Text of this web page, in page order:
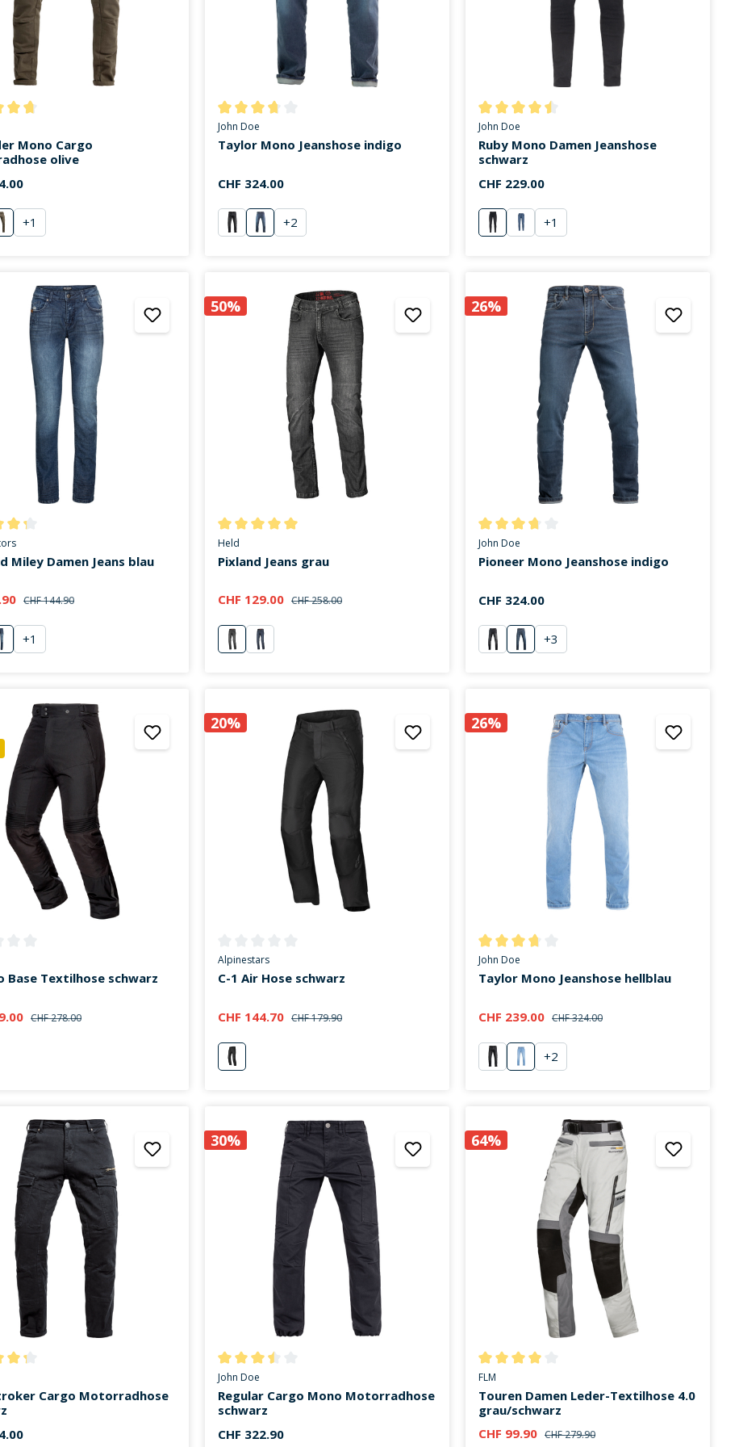
Bewertung von 4.7 von 5 Sternen
Mono Cargo
olive
olive
+1
Durchschnittliche Bewertung von 3.8 von 5 Sternen
John Doe
Taylor Mono Jeanshose indigo
CHF 324.00
schwarzReplica
+2
Durchschnittliche Bewertung von 4.5 von 5
John Doe
Ruby Mono Damen Jeanshose
schwarz
CHF 229.00
schwarzhellblau
+1
Bewertung von 4.3 von 5 Sternen
Miley Damen Jeans blau
CHF 144.90
+1
50%
Durchschnittliche Bewertung von 5 von 5 Sternen
Held
Pixland Jeans grau
CHF 129.00 CHF 258.00
grau denim blau
26%
Durchschnittliche Bewertung von 3.7 von 5
John Doe
Pioneer Mono Jeanshose indigo
CHF 324.00
schwarzReplica
+3
Bewertung von 0 von 5 Sternen
Base Textilhose schwarz
CHF 278.00
20%
Durchschnittliche Bewertung von 0 von 5 Sternen
Alpinestars
C-1 Air Hose schwarz
CHF 144.70 CHF 179.90
schwarz
26%
Durchschnittliche Bewertung von 3.8 von 5
John Doe
Taylor Mono Jeanshose hellblau
CHF 239.00 CHF 324.00
schwarz
blau
+2
Bewertung von 4.3 von 5 Sternen
Cargo Motorradhose
30%
Durchschnittliche Bewertung von 3.5 von 5 Sternen
John Doe
Regular Cargo Mono Motorradhose
schwarz
CHF 322.90
64%
Durchschnittliche Bewertung von 4 von 5 Sternen
FLM
Touren Damen Leder-Textilhose 4.0
grau/schwarz
CHF 99.90 CHF 279.90